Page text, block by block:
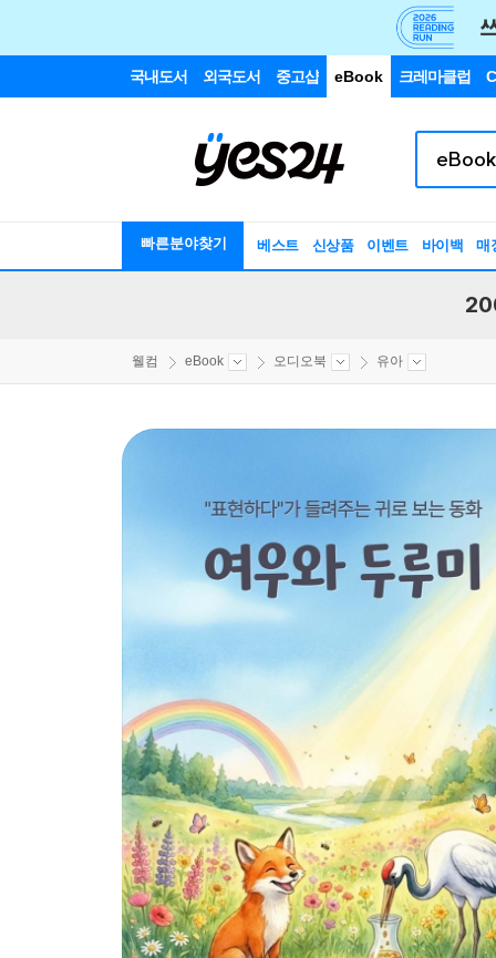
국내도서 외국도서 중고샵 eBook 크레마클럽
빠른분야찾기 베스트 신상품 이벤트 바이백 매
웰컴 eBook 오디오북 유아